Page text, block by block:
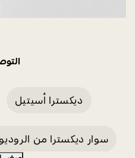
ديكسترا أسيتيل
سوار ديكسترا من